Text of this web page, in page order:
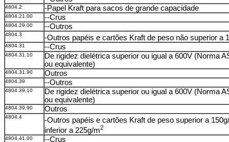
4804.2 -Papel Kraft para sacos de grande capacidade
4804.21.00 --Crus
4804.29.00 --Outros
4804.3 -Outros papéis e cartões Kraft de peso não superior a
4804.31 --Crus
4804.31.10
De rigidez dielétrica superior ou igual a 600V (Norma
ou equivalente)
4804.31.90 Outros
4804.39 --Outros
4804.39.10
De rigidez dielétrica superior ou igual a 600V (Norma
ou equivalente)
4804.39.90 Outros
4804.4
-Outros papéis e cartões Kraft de peso superior a
inferior a 225g/m2
4804.41.00 --Crus